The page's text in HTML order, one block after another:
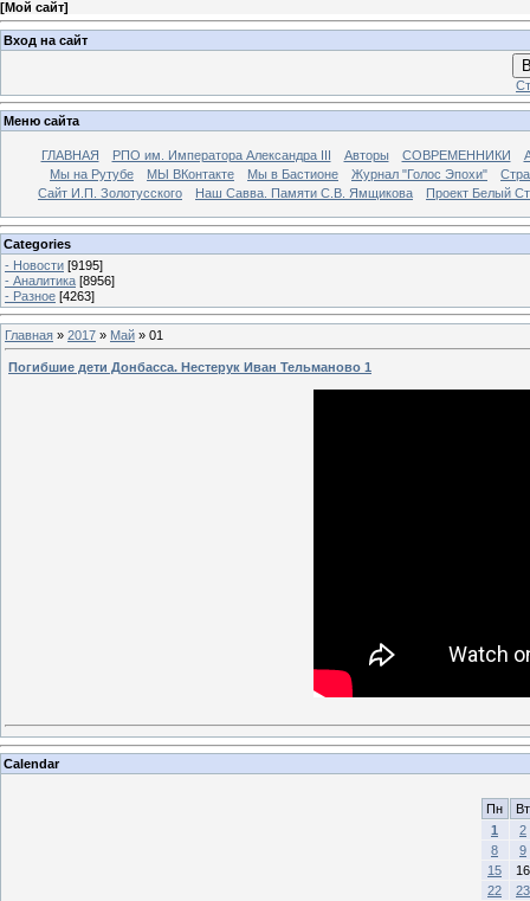
[Мой сайт]
Вход на сайт
Меню сайта
ГЛАВНАЯ РПО им. Императора Александра III Авторы СОВРЕМЕННИКИ
Мы на Рутубе
МЫ ВКонтакте Мы в Бастионе Журнал "Голос Эпохи"
Сайт И.П. Золотусского
Наш Савва. Памяти С.В. Ямщикова Проект Белый
Categories
- Новости [9195]
- Аналитика [8956]
- Разное [4263]
Главная » 2017 » Май » 01
Погибшие дети Донбасса. Нестерук Иван Тельманово 1
Calendar
Пн
Вт
1
2
8
9
15
16
22
23